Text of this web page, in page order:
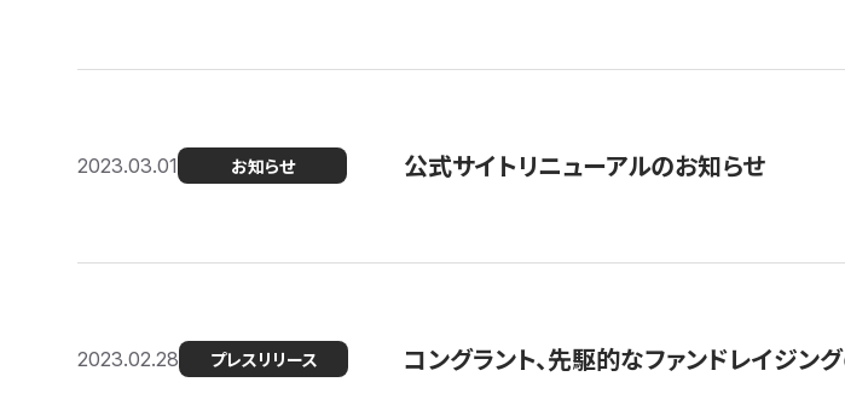
2023.03.01 お知らせ 公式サイトリニューアルのお知らせ
2023.02.28 プレスリリース コングラント、先駆的なファンドレイジ